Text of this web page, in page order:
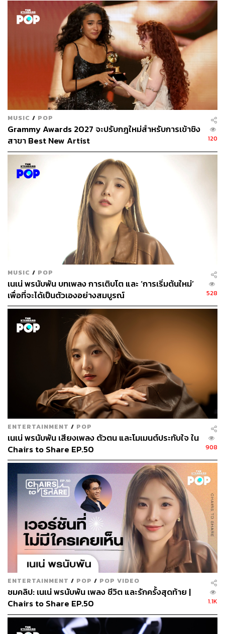
MUSIC / POP
Grammy Awards 2027 จะปรับกฎใหม่สำหรับการเข้าชิง
สาขา Best New Artist
120
MUSIC / POP
เนเน่ พรนับพัน บทเพลง การเติบโต และ ‘การเริ่มต้นใหม่’
เพื่อที่จะได้เป็นตัวเองอย่างสมบูรณ์
528
ENTERTAINMENT / POP
เนเน่ พรนับพัน เสียงเพลง ตัวตน และโมเมนต์ประทับใจ ใน
Chairs to Share EP.50
908
ENTERTAINMENT / POP / POP VIDEO
ชมคลิป: เนเน่ พรนับพัน เพลง ชีวิต และรักครั้งสุดท้าย |
Chairs to Share EP.50
1.1K